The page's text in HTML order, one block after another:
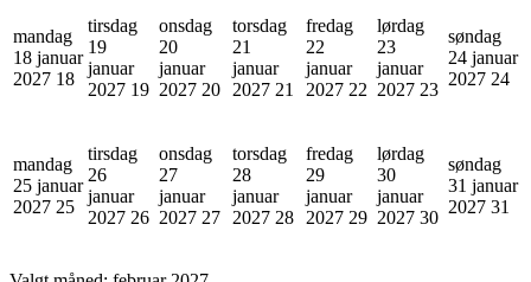
mandag
18 januar
2027 18
tirsdag
19
januar
2027 19
onsdag
20
januar
2027 20
torsdag
21
januar
2027 21
fredag
22
januar
2027 22
lørdag
23
januar
2027 23
søndag
24 januar
2027 24
mandag
25 januar
2027 25
tirsdag
26
januar
2027 26
onsdag
27
januar
2027 27
torsdag
28
januar
2027 28
fredag
29
januar
2027 29
lørdag
30
januar
2027 30
søndag
31 januar
2027 31